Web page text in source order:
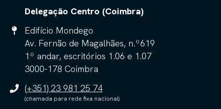
Delegação Centro (Coimbra)
Edifício Mondego
Av. Fernão de Magalhães, n.º619
1º andar, escritórios 1.06 e 1.07
3000-178 Coimbra
(+351) 23 981 25 74
(chamada para rede fixa nacional)